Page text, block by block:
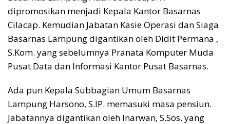
dipromosikan menjadi Kepala Kantor Basarnas
Cilacap. Kemudian Jabatan Kasie Operasi dan Siaga
Basarnas Lampung digantikan oleh Didit Permana ,
S.Kom. yang sebelumnya Pranata Komputer Muda
Pusat Data dan Informasi Kantor Pusat Basarnas.
Ada pun Kepala Subbagian Umum Basarnas
Lampung Harsono, S.IP. memasuki masa pensiun.
Jabatannya digantikan oleh Inarwan, S.Sos. yang